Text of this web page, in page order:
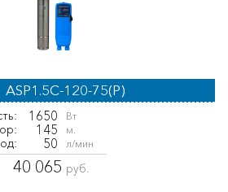
ASP1.5С-120-75(P)
1650 Вт
145 м.
50 л/мин
40 065 руб.